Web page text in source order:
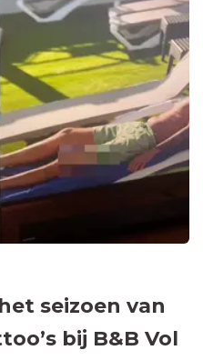
seizoen van
bij B&B Vol